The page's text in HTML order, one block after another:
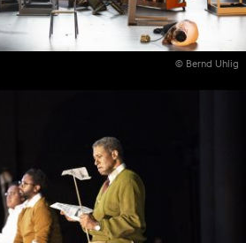
© Bernd Uhlig